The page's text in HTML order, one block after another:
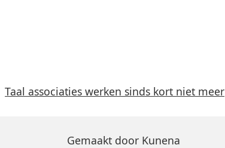
Taal associaties werken sinds kort niet meer
Gemaakt door Kunena